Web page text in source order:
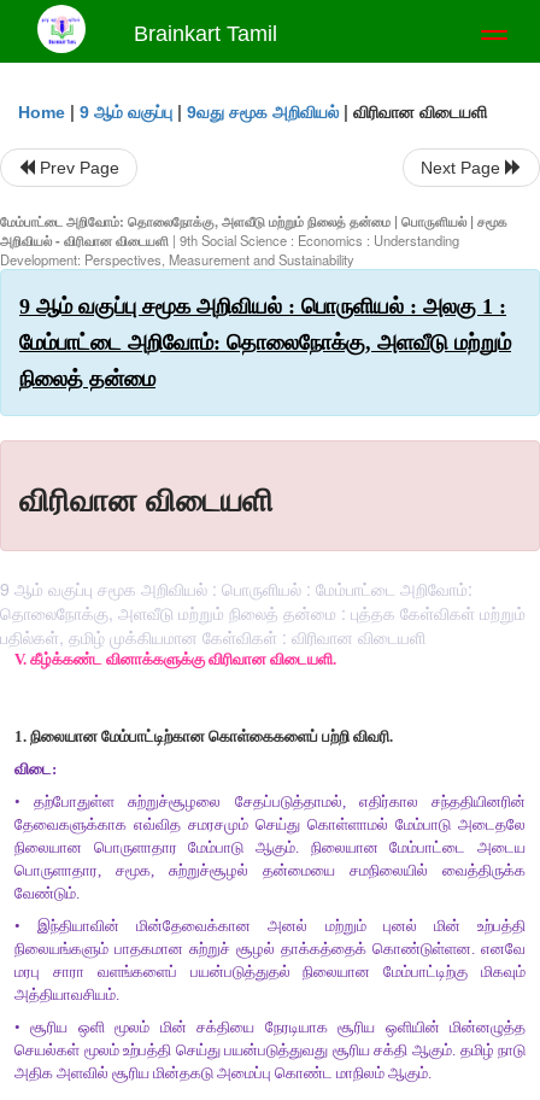
Brainkart Tamil
Home | 9 ஆம் வகுப்பு | 9வது சமூக அறிவியல் | விரிவான விடையளி
Prev Page Next Page
மேம்பாட்டை அறிவோம்: தொலைநோக்கு, அளவீடு மற்றும் நிலைத் தன்மை | பொருளியல் | சமூக
அறிவியல் - விரிவான விடையளி | 9th Social Science : Economics : Understanding
Development: Perspectives, Measurement and Sustainability
9 ஆம் வகுப்பு சமூக அறிவியல் : பொருளியல் : அலகு 1 :
மேம்பாட்டை அறிவோம்: தொலைநோக்கு, அளவீடு மற்றும்
நிலைத் தன்மை
விரிவான விடையளி
9 ஆம் வகுப்பு சமூக அறிவியல் : பொருளியல் : மேம்பாட்டை அறிவோம்:
தொலைநோக்கு, அளவீடு மற்றும் நிலைத் தன்மை : புத்தக கேள்விகள் மற்றும்
பதில்கள், தமிழ் முக்கியமான கேள்விகள் : விரிவான விடையளி
V.கீழ்க்கண்ட வினாக்களுக்கு விரிவான விடையளி.
1.நிலையான மேம்பாட்டிற்கான கொள்கைகளைப் பற்றி விவரி.
விடை:
•தற்போதுள்ள
தேவைகளுக்காக
எவ்வித சமரசமும் செய்து கொள்ளாமல்
நிலையான
பொருளாதார மேம்பாடு ஆகும்.நிலையான
பொருளாதார, சமூக , சுற்றுச்சூழல் தன்மையை